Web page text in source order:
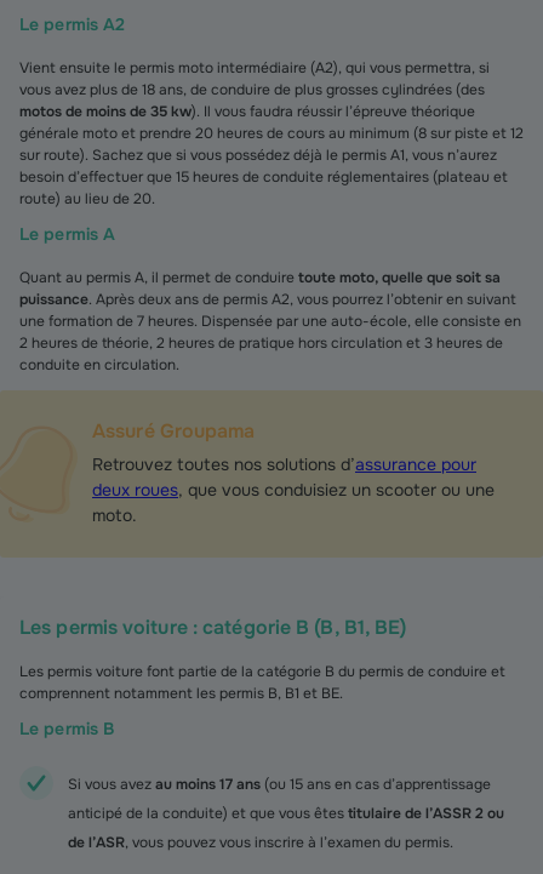
Le permis A2
Vient ensuite le permis moto intermédiaire (A2), qui vous permettra, si
vous avez plus de 18 ans, de conduire de plus grosses cylindrées (des
motos de moins de 35 kw). Il vous faudra réussir l’épreuve théorique
générale moto et prendre 20 heures de cours au minimum (8 sur piste et 12
sur route). Sachez que si vous possédez déjà le permis A1, vous n’aurez
besoin d’effectuer que 15 heures de conduite réglementaires (plateau et
route) au lieu de 20.
Le permis A
Quant au permis A, il permet de conduiretoute moto, quelle que soit sa
puissance. Après deux ans de permis A2, vous pourrez l’obtenir en suivant
une formation de 7 heures. Dispensée par une auto-école, elle consiste en
2 heures de théorie, 2 heures de pratique hors circulation et 3 heures de
conduite en circulation.
Assuré Groupama
Retrouvez toutes nos solutions d’assurance pour
deux roues, que vous conduisiez un scooter ou une
moto.
Les permis voiture : catégorie B (B, B1, BE)
Les permis voiture font partie de la catégorie B du permis de conduire et
comprennent notamment les permis B, B1 et BE.
Le permis B
Si vous avezau moins 17 ans (ou 15 ans en cas d’apprentissage
anticipé de la conduite) et que vous êtestitulaire de l’ASSR 2 ou
de l’ASR, vous pouvez vous inscrire à l’examen du permis.